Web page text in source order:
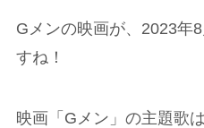
Gメンの映画が、2023年
すね！
映画「Gメン」の主題歌